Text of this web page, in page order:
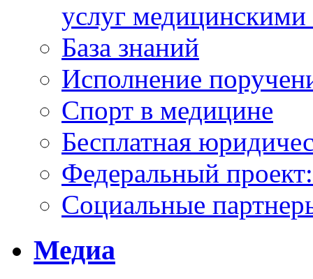
услуг
База знаний
Исполнение
Спорт в медицине
Бесплатная
Федеральный
Социальные
Медиа